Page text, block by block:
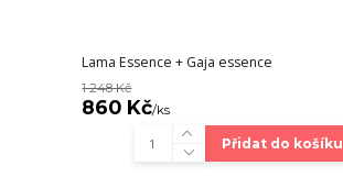
Lama Essence + Gaja essence
1 248 Kč
860 Kč/ks
Přidat do košíku